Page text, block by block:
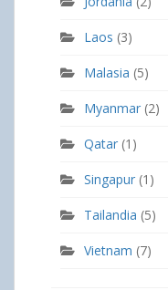
Laos (3)
Malasia (5)
Myanmar (2)
Qatar (1)
Singapur (1)
Tailandia (5)
Vietnam (7)